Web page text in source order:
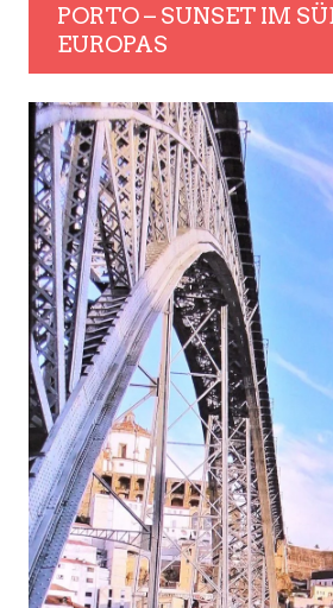
PORTO – SUNSET IM
EUROPAS